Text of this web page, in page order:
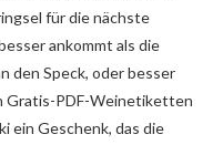
für die nächste
ankommt als die
den Speck, oder besser
Gratis-PDF-Weinetiketten
ein Geschenk, das die